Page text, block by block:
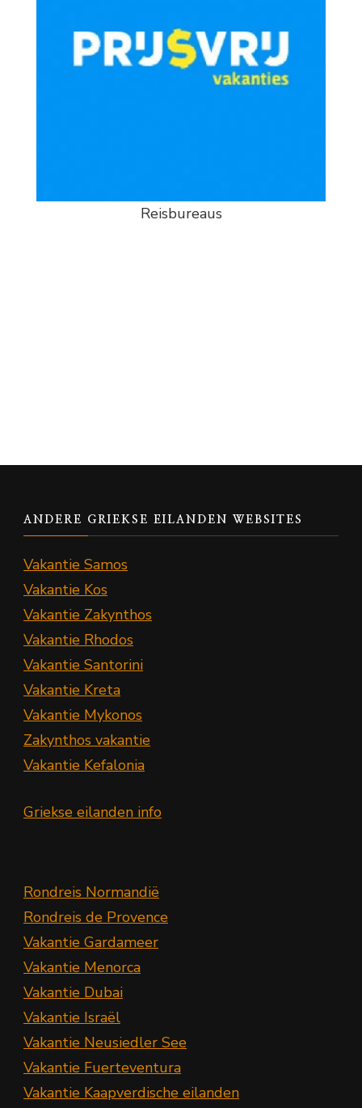
Reisbureaus
ANDERE GRIEKSE EILANDEN WEBSITES
Vakantie Samos
Vakantie Kos
Vakantie Zakynthos
Vakantie Rhodos
Vakantie Santorini
Vakantie Kreta
Vakantie Mykonos
Zakynthos vakantie
Vakantie Kefalonia
Griekse eilanden info
Rondreis Normandië
Rondreis de Provence
Vakantie Gardameer
Vakantie Menorca
Vakantie Dubai
Vakantie Israël
Vakantie Neusiedler See
Vakantie Fuerteventura
Vakantie Kaapverdische eilanden